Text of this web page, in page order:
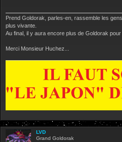
Prend Goldorak, parles-en, rassemble les
plus vivante.
Au final, il y aura encore plus de Goldorak
Merci Monsieur Huchez...
LVD
Grand Goldorak